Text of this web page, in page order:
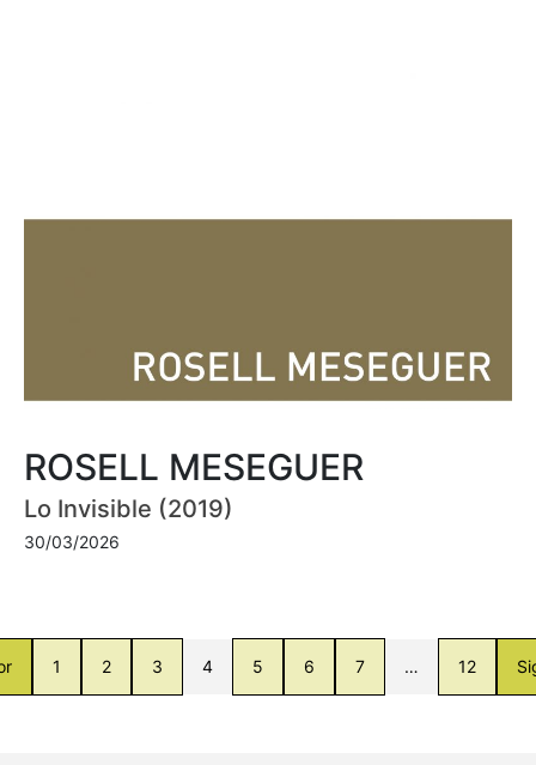
ROSELL MESEGUER
Lo Invisible (2019)
30/03/2026
1 2 3 4 5 6 7 … 12